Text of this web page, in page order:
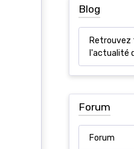
Blog
l'actualité
Forum
Forum